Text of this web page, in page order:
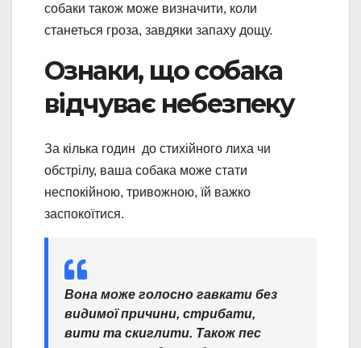
собаки також може визначити, коли
станеться гроза, завдяки запаху дощу.
Ознаки, що собака
відчуває небезпеку
За кілька годин до стихійного лиха чи
обстрілу, ваша собака може стати
неспокійною, тривожною, їй важко
заспокоїтися.
Вона може голосно гавкати без
видимої причини, стрибати,
вити та скиглити. Також пес